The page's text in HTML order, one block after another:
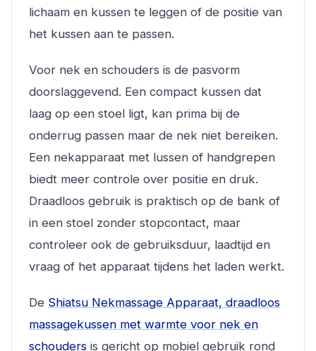
lichaam en kussen te leggen of de positie van
het kussen aan te passen.
Voor nek en schouders is de pasvorm
doorslaggevend. Een compact kussen dat
laag op een stoel ligt, kan prima bij de
onderrug passen maar de nek niet bereiken.
Een nekapparaat met lussen of handgrepen
biedt meer controle over positie en druk.
Draadloos gebruik is praktisch op de bank of
in een stoel zonder stopcontact, maar
controleer ook de gebruiksduur, laadtijd en
vraag of het apparaat tijdens het laden werkt.
De Shiatsu Nekmassage Apparaat, draadloos
massagekussen met warmte voor nek en
schouders is gericht op mobiel gebruik rond